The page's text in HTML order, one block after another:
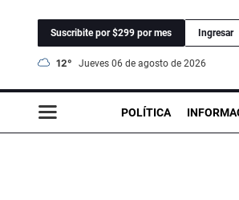
Suscribite por $299 por mes Ingresar
12° jueves 06 de agosto de 2026
POLÍTICA